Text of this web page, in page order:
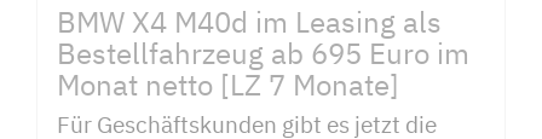
BMW X4 M40d im Leasing als
Bestellfahrzeug ab 695 Euro im
Monat netto [LZ 7 Monate]
Für Geschäftskunden gibt es jetzt die